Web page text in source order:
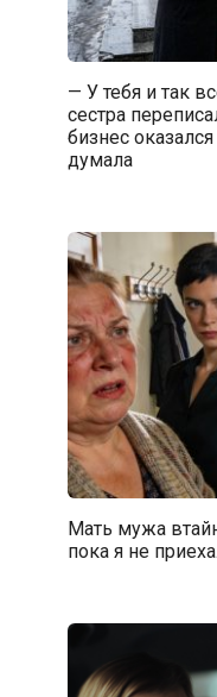
— У тебя и так
сестра
бизнес
думала
Мать мужа
пока я не